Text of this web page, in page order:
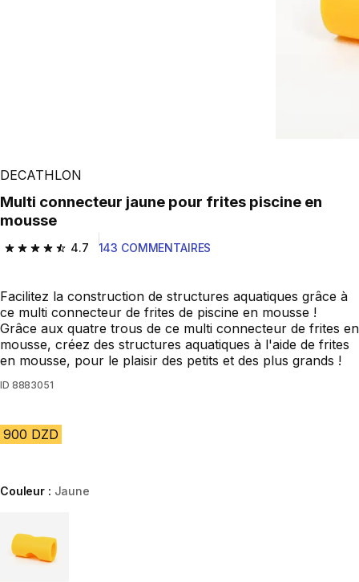
DECATHLON
Multi connecteur jaune pour frites piscine en
mousse
4.7
4.7 out of 5 stars from 143 reviews
143 COMMENTAIRES
Facilitez la construction de structures aquatiques grâce à
ce multi connecteur de frites de piscine en mousse !
Grâce aux quatre trous de ce multi connecteur de frites en
mousse, créez des structures aquatiques à l'aide de frites
en mousse, pour le plaisir des petits et des plus grands !
ID 8883051
900 DZD
Couleur : Jaune